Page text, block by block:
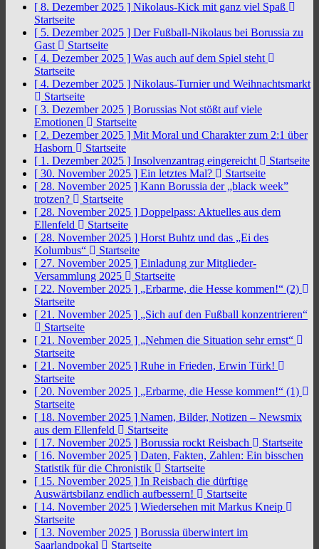
[ 8. Dezember 2025 ] Nikolaus-Kick mit ganz viel Spaß
Startseite
[ 5. Dezember 2025 ] Der Fußball-Nikolaus bei Borussia zu
Gast
Startseite
[ 4. Dezember 2025 ] Was auch auf dem Spiel steht
Startseite
[ 4. Dezember 2025 ] Nikolaus-Turnier und Weihnachtsmarkt
Startseite
[ 3. Dezember 2025 ] Borussias Not stößt auf viele
Emotionen
Startseite
[ 2. Dezember 2025 ] Mit Moral und Charakter zum 2:1 über
Hasborn
Startseite
[ 1. Dezember 2025 ] Insolvenzantrag eingereicht
Startseite
[ 30. November 2025 ] Ein letztes Mal?
Startseite
[ 28. November 2025 ] Kann Borussia der „black week”
trotzen?
Startseite
[ 28. November 2025 ] Doppelpass: Aktuelles aus dem
Ellenfeld
Startseite
[ 28. November 2025 ] Horst Buhtz und das „Ei des
Kolumbus“
Startseite
[ 27. November 2025 ] Einladung zur Mitglieder-
Versammlung 2025
Startseite
[ 22. November 2025 ] „Erbarme, die Hesse kommen!“ (2)
Startseite
[ 21. November 2025 ] „Sich auf den Fußball konzentrieren“
Startseite
[ 21. November 2025 ] „Nehmen die Situation sehr ernst“
Startseite
[ 21. November 2025 ] Ruhe in Frieden, Erwin Türk!
Startseite
[ 20. November 2025 ] „Erbarme, die Hesse kommen!“ (1)
Startseite
[ 18. November 2025 ] Namen, Bilder, Notizen – Newsmix
aus dem Ellenfeld
Startseite
[ 17. November 2025 ] Borussia rockt Reisbach
Startseite
[ 16. November 2025 ] Daten, Fakten, Zahlen: Ein bisschen
Statistik für die Chronistik
Startseite
[ 15. November 2025 ] In Reisbach die dürftige
Auswärtsbilanz endlich aufbessern!
Startseite
[ 14. November 2025 ] Wiedersehen mit Markus Kneip
Startseite
[ 13. November 2025 ] Borussia überwintert im
Saarlandpokal
Startseite